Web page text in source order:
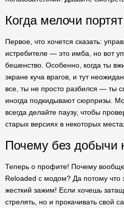
Когда мелочи
Первое, что хочется сказать:
истребителе — это имба, но вот
бешенство. Особенно, когда ты
экране куча врагов, и тут
все, ты не просто разбился — ты
иногда подкидывают сюрпризы.
всегда делайте паузу, чтобы
старых версиях в некоторых
Почему без добычи
Теперь о профите! Почему вообще
Reloaded с модом? Да потому что
жесткий зажим! Если хочешь
стрелять, но и прокачивать свой